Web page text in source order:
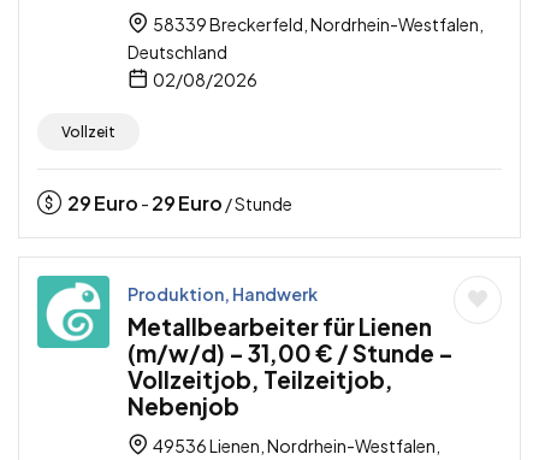
58339 Breckerfeld, Nordrhein-Westfalen,
Deutschland
02/08/2026
Vollzeit
29Euro - 29Euro / Stunde
Produktion, Handwerk
Metallbearbeiter für Lienen
(m/w/d) – 31,00 € / Stunde –
Vollzeitjob, Teilzeitjob,
Nebenjob
49536 Lienen, Nordrhein-Westfalen,